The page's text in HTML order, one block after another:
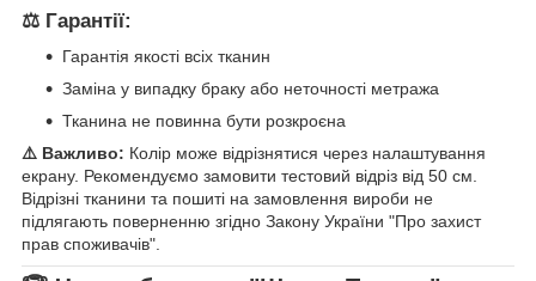
⚖️ Гарантії:
Гарантія якості всіх тканин
Заміна у випадку браку або неточності метража
Тканина не повинна бути розкроєна
⚠️ Важливо: Колір може відрізнятися через налаштування
екрану. Рекомендуємо замовити тестовий відріз від 50 см.
Відрізні тканини та пошиті на замовлення вироби не
підлягають поверненню згідно Закону України "Про захист
прав споживачів".